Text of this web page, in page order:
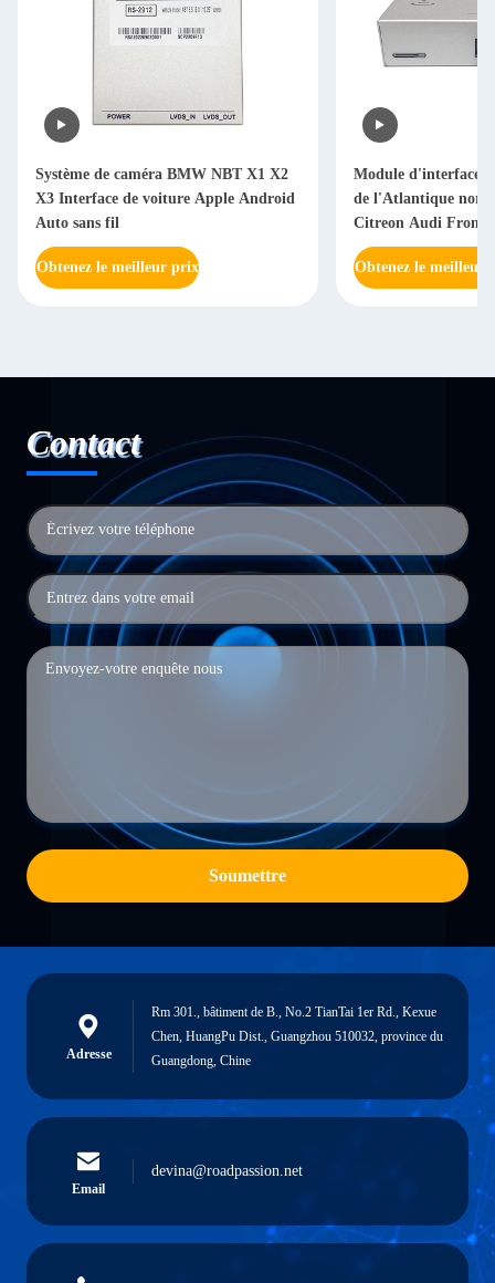
Système de caméra BMW NBT X1 X2
X3 Interface de voiture Apple Android
Auto sans fil
Obtenez le meilleur prix
Module d'interface
de l'Atlantique nord
Citreon Audi Front
Obtenez le meilleur
Contact
Soumettre
Adresse
Rm 301., bâtiment de B., No.2 TianTai 1er Rd., Kexue
Chen, HuangPu Dist., Guangzhou 510032, province du
Guangdong, Chine
Email
devina@roadpassion.net